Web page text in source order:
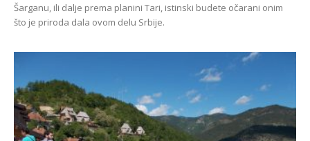
Šarganu, ili dalje prema planini Tari, istinski budete očarani onim
što je priroda dala ovom delu Srbije.